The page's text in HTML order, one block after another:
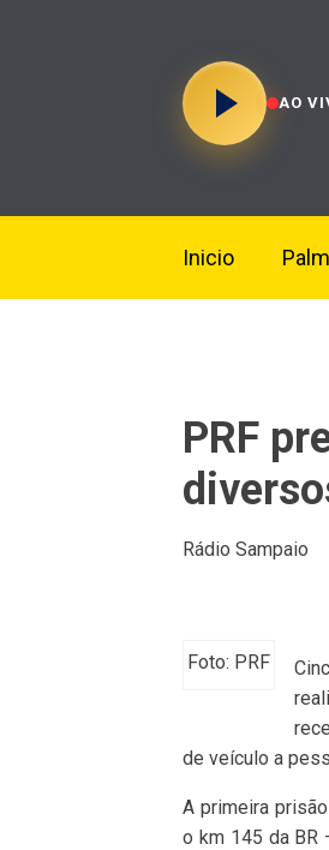
AO
Inicio
PRF
Rádio Sampaio
Foto: PRF
de veículo a
A primeira
o km 145 da BR